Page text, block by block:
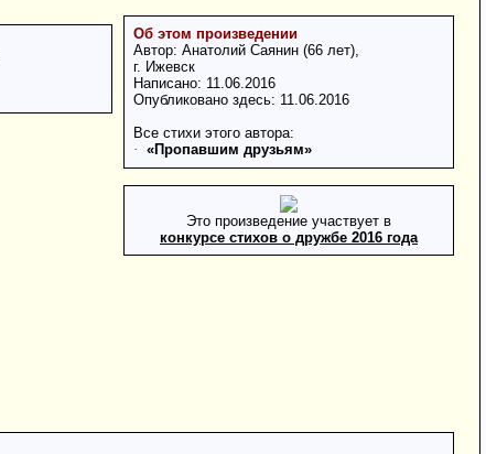
Об этом произведении
Автор: Анатолий Саянин (66 лет),
г. Ижевск
Написано: 11.06.2016
Опубликовано здесь: 11.06.2016
Все стихи этого автора:
· «Пропавшим друзьям»
Это произведение участвует в
конкурсе стихов о дружбе 2016 года